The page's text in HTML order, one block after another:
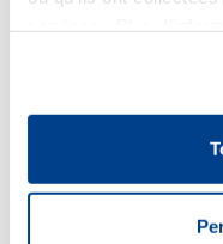
6.3. FORMES DE
INFORMATIONS
les effets/réactions
dessous, par les voies
Électronique - écrit / postal -
communication par